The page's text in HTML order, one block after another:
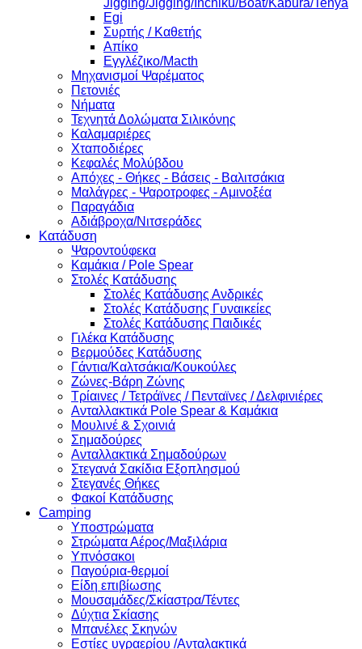
Egi
Συρτής / Καθετής
Απίκο
Εγγλέζικο/Macth
Μηχανισμοί Ψαρέματος
Πετονιές
Νήματα
Τεχνητά Δολώματα Σιλικόνης
Καλαμαριέρες
Χταποδιέρες
Κεφαλές Μολύβδου
Απόχες - Θήκες - Βάσεις - Βαλιτσάκια
Μαλάγρες - Ψαροτροφες - Αμινοξέα
Παραγάδια
Αδιάβροχα/Νιτσεράδες
Κατάδυση
Ψαροντούφεκα
Καμάκια / Pole Spear
Στολές Κατάδυσης
Στολές Κατάδυσης Ανδρικές
Στολές Κατάδυσης Γυναικείες
Στολές Κατάδυσης Παιδικές
Γιλέκα Κατάδυσης
Βερμούδες Κατάδυσης
Γάντια/Καλτσάκια/Κουκούλες
Ζώνες-Βάρη Ζώνης
Τρίαινες / Τετράϊνες / Πενταϊνες / Δελφινιέρες
Ανταλλακτικά Pole Spear & Καμάκια
Μουλινέ & Σχοινιά
Σημαδούρες
Ανταλλακτικά Σημαδούρων
Στεγανά Σακίδια Εξοπλησμού
Στεγανές Θήκες
Φακοί Κατάδυσης
Camping
Υποστρώματα
Στρώματα Αέρος/Μαξιλάρια
Υπνόσακοι
Παγούρια-θερμοί
Είδη επιβίωσης
Μουσαμάδες/Σκίαστρα/Τέντες
Δύχτια Σκίασης
Μπανέλες Σκηνών
Εστίες υγραερίου /Ανταλακτικά